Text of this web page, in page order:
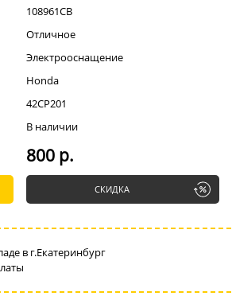
108961СВ
Отличное
Электрооснащение
Honda
42CP201
В наличии
800 р.
СКИДКА
в г.Екатеринбург